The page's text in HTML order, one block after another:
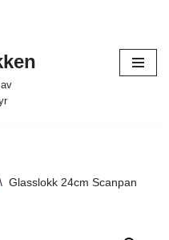
av
\ Glasslokk 24cm Scanpan